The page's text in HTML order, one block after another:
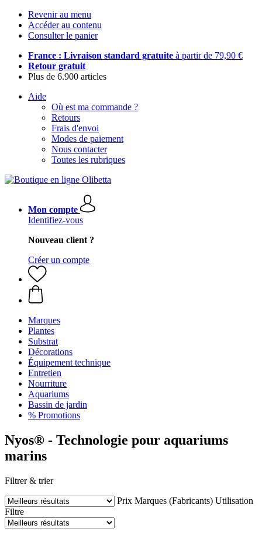
Revenir au menu
Accéder au contenu
Consulter le panier
France : Livraison standard gratuite à partir de 79,90 €
Retour gratuit
Plus de 6.900 articles
Aide
Où est ma commande ?
Retours
Frais d'envoi
Modes de paiement
Nous contacter
Toutes les rubriques
Mon compte
Identifiez-vous
Nouveau client ?
Créer un compte
Marques
Plantes
Substrat
Décorations
Équipement technique
Entretien
Nourriture
Aquariums
Bassin de jardin
% Promotions
Nyos® - Technologie pour aquariums
marins
Filtrer & trier
Prix Marques (Fabricants) Utilisation
Filtre